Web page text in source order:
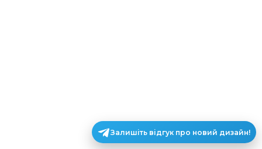
Залишіть відгук про новий дизайн!